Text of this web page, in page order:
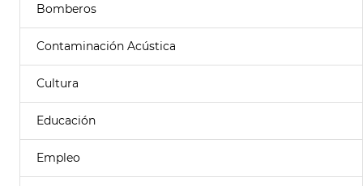
Bomberos
Contaminación Acústica
Cultura
Educación
Empleo